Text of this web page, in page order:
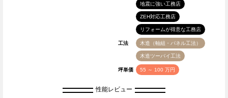
地震に強い工務店
ZEH対応工務店
リフォームが得意な工務店
工法 木造（軸組・パネル工法）
木造ツーバイ工法
坪単価 55 ～ 100 万円
性能レビュー